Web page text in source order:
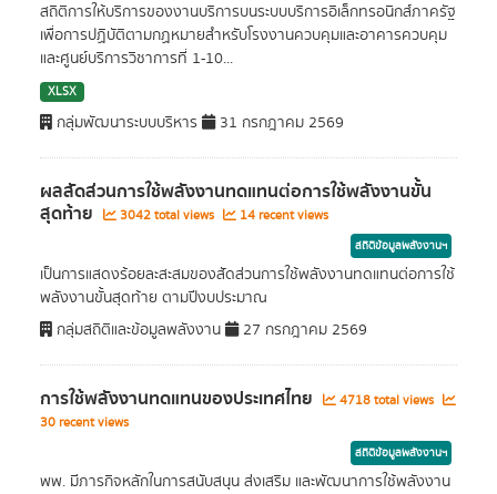
สถิติการให้บริการของงานบริการบนระบบบริการอิเล็กทรอนิกส์ภาครัฐ
เพื่อการปฏิบัติตามกฏหมายสำหรับโรงงานควบคุมและอาคารควบคุม
และศูนย์บริการวิชาการที่ 1-10...
XLSX
กลุ่มพัฒนาระบบบริหาร 31 กรกฎาคม 2569
ผลสัดส่วนการใช้พลังงานทดแทนต่อการใช้พลังงานขั้น
สุดท้าย 3042 total views 14 recent views
สถิติข้อมูลพลังงานฯ
เป็นการแสดงร้อยละสะสมของสัดส่วนการใช้พลังงานทดแทนต่อการใช้
พลังงานขั้นสุดท้าย ตามปีงบประมาณ
กลุ่มสถิติและข้อมูลพลังงาน
27 กรกฎาคม 2569
การใช้พลังงานทดแทนของประเทศไทย
4718 total views
30 recent views
สถิติข้อมูลพลังงานฯ
พพ. มีภารกิจหลักในการสนับสนุน ส่งเสริม และพัฒนาการใช้พลังงาน